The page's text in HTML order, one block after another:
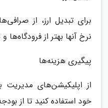
برای تبدیل ارز، از
نرخ آنها بهتر از
پیگیری هزینه‌ها
از اپلیکیشن‌های مدیریت
خود استفاده کنید تا از